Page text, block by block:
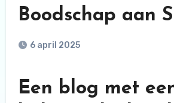
Boodschap aan
6 april 2025
Een blog met